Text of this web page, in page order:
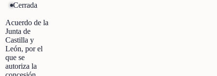
Cerrada
Acuerdo de la
Junta de
Castilla y
León, por el
que se
autoriza la